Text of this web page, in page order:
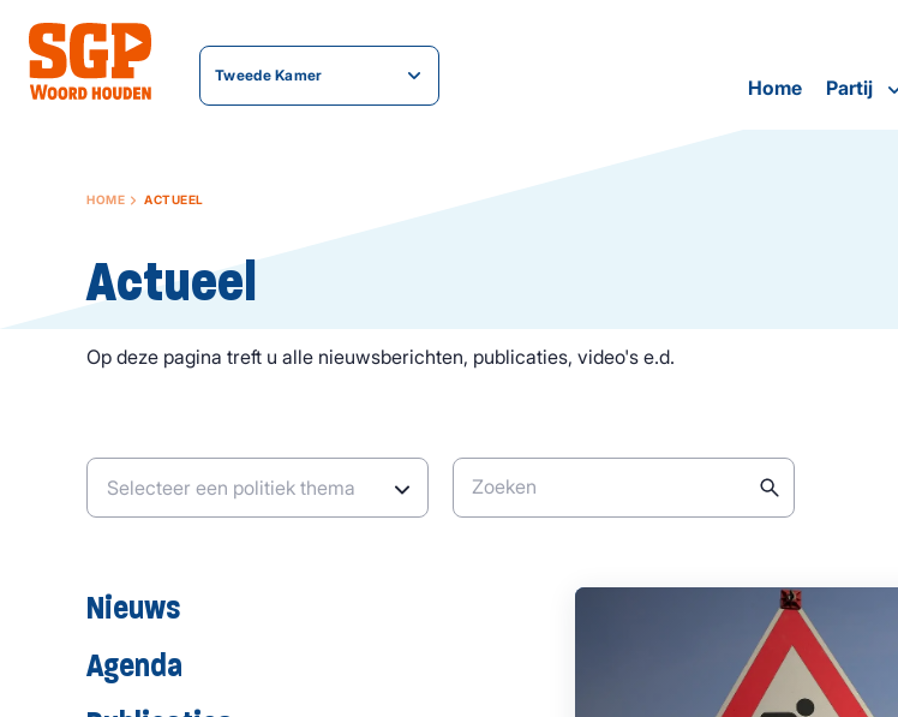
Tweede Kamer
Home Partij
HOME ACTUEEL
Actueel
Op deze pagina treft u alle nieuwsberichten, publicaties, video's e.d.
Zoeken
Nieuws
Agenda